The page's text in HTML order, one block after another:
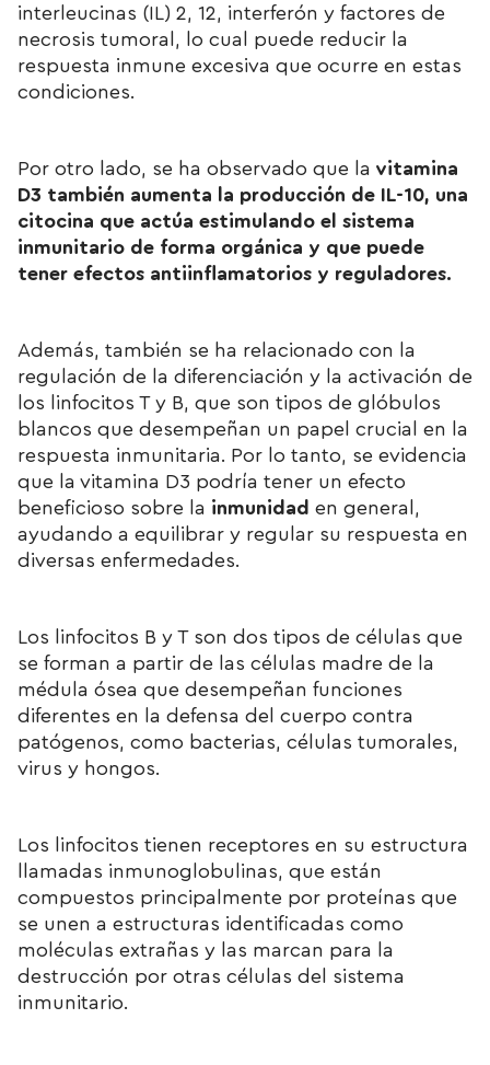
interleucinas (IL) 2, 12, interferón y factores de
necrosis tumoral, lo cual puede reducir la
respuesta inmune excesiva que ocurre en estas
condiciones.
Por otro lado, se ha observado que la vitamina
D3 también aumenta la producción de IL-10, una
citocina que actúa estimulando el sistema
inmunitario de forma orgánica y que puede
tener efectos antiinflamatorios y reguladores.
Además, también se ha relacionado con la
regulación de la diferenciación y la activación de
los linfocitos T y B, que son tipos de glóbulos
blancos que desempeñan un papel crucial en la
respuesta inmunitaria. Por lo tanto, se evidencia
que la vitamina D3 podría tener un efecto
beneficioso sobre la inmunidad en general,
ayudando a equilibrar y regular su respuesta en
diversas enfermedades.
Los linfocitos B y T son dos tipos de células que
se forman a partir de las células madre de la
médula ósea que desempeñan funciones
diferentes en la defensa del cuerpo contra
patógenos, como bacterias, células tumorales,
virus y hongos.
Los linfocitos tienen receptores en su estructura
llamadas inmunoglobulinas, que están
compuestos principalmente por proteínas que
se unen a estructuras identificadas como
moléculas extrañas y las marcan para la
destrucción por otras células del sistema
inmunitario.